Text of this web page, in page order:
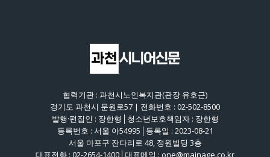
협력기관 : 과천시노인복지관(관장 유호근)
경기도 과천시 문원로57 | 전화번호 : 02-502-8500
발행·편집인 : 장한형│청소년보호책임자 : 장한형
등록번호 : 서울 아54995│등록일 : 2023-08-21
서울 마포구 잔다리로 48, 정원빌딩 3층
대표전화 : 02-2654-1400│대표메일 : one@mainage.co.kr